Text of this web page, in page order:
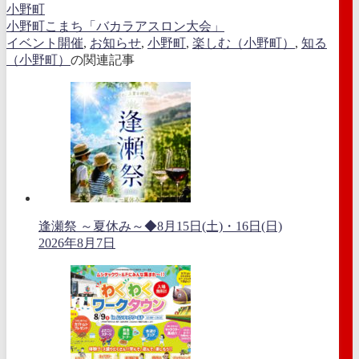
小野町
小野町こまち「バカラアスロン大会」
イベント開催, お知らせ, 小野町, 楽しむ（小野町） , 知る
（小野町） の関連記事
逢瀬祭 ～夏休み～◆8月15日(土)・16日(日)
2026年8月7日